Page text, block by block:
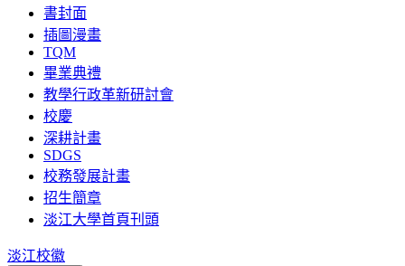
書封面
插圖漫畫
TQM
畢業典禮
教學行政革新研討會
校慶
深耕計畫
SDGS
校務發展計畫
招生簡章
淡江大學首頁刊頭
淡江校徽